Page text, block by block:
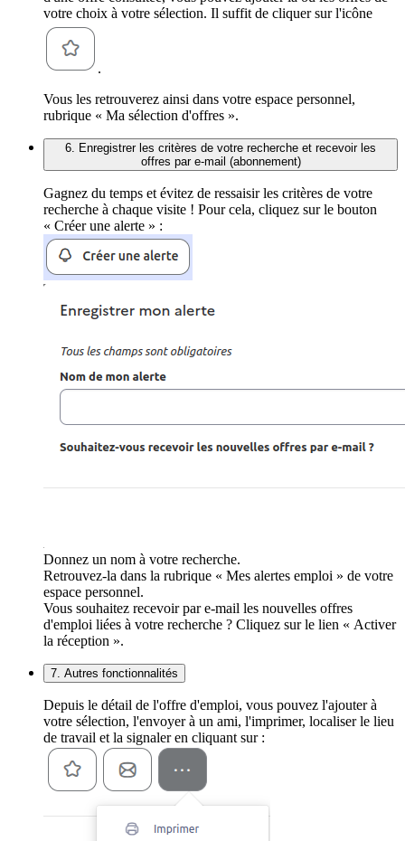
votre choix à votre sélection. Il suffit de cliquer sur l'icône
.
Vous les retrouverez ainsi dans votre espace personnel,
rubrique « Ma sélection d'offres ».
6. Enregistrer les critères de votre recherche et recevoir les
offres par e-mail (abonnement)
Gagnez du temps et évitez de ressaisir les critères de votre
recherche à chaque visite ! Pour cela, cliquez sur le bouton
« Créer une alerte » :
Donnez un nom à votre recherche.
Retrouvez-la dans la rubrique « Mes alertes emploi » de votre
espace personnel.
Vous souhaitez recevoir par e-mail les nouvelles offres
d'emploi liées à votre recherche ? Cliquez sur le lien « Activer
la réception ».
7. Autres fonctionnalités
Depuis le détail de l'offre d'emploi, vous pouvez l'ajouter à
votre sélection, l'envoyer à un ami, l'imprimer, localiser le lieu
de travail et la signaler en cliquant sur :